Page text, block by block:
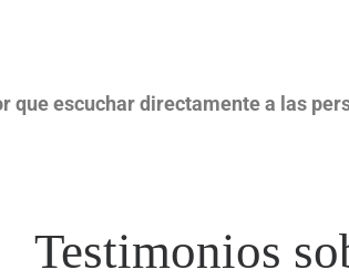
que escuchar directamente a las
Testimonios